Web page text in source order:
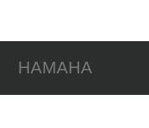
HAMAHA